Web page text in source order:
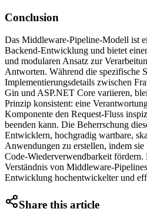
Conclusion
Das Middleware-Pipeline-Modell ist
Backend-Entwicklung und bietet
und modularen Ansatz zur
Antworten. Während die spezifische
Implementierungsdetails zwischen
Gin und ASP.NET Core variieren,
Prinzip konsistent: eine
Komponente den Request-Fluss
beenden kann. Die Beherrschung
Entwicklern, hochgradig wartbare,
Anwendungen zu erstellen, indem
Code-Wiederverwendbarkeit fördern.
Verständnis von Middleware-
Entwicklung hochentwickelter und
Share this article